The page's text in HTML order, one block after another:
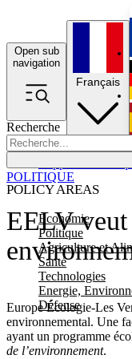
Open sub
navigation
Recherche
POLICY AREAS
Economie
Politique
Agriculture et
Santé
Technologies
Energie,
Défense
Français
EELV
Europe Écologie-Les
environnemental. Une
ayant un programme
de l’environnement.
POLITIQUE